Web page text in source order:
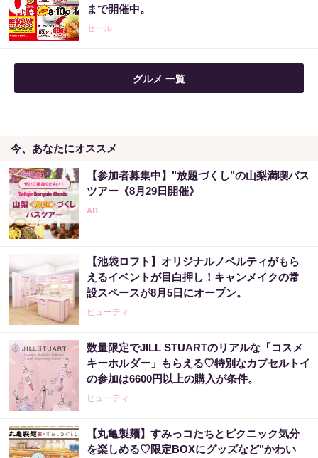
まで開催中。
セール
グルメ 一覧
今、あなたにオススメ
【参加者募集中】"放題づくし"の山梨満喫バス
ツアー《8月29日開催》
【池袋ロフト】オリジナルノベルティがもら
えるイベントが目白押し！キャンメイクの常
設スペースが8月5日にオープン。
ビューティ
数量限定でJILL STUARTのリアルな「コスメ
キーホルダー」もらえる♡特別なカプセルトイ
の参加は6600円以上の購入が条件。
ビューティ
【丸亀製麺】すみっコたちとピクニック気分
を楽しめる♡限定BOXにグッズなど"かわい